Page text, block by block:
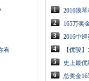
看
1
2016浪
2
165万奖
3
2016中
4
【优骏
5
史上最
6
总奖金